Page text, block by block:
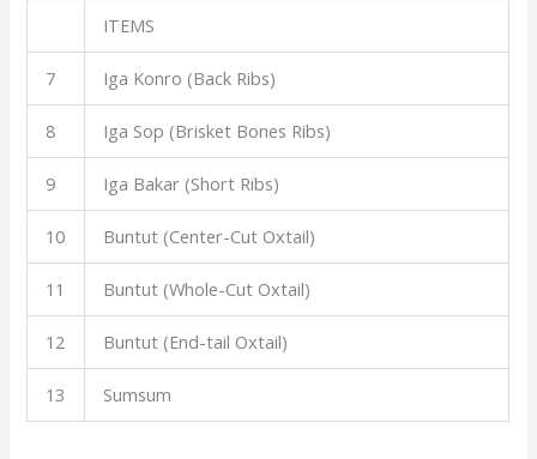
ITEMS
7 Iga Konro (Back Ribs)
8 Iga Sop (Brisket Bones Ribs)
9 Iga Bakar (Short Ribs)
10 Buntut (Center-Cut Oxtail)
11 Buntut (Whole-Cut Oxtail)
12 Buntut (End-tail Oxtail)
13 Sumsum